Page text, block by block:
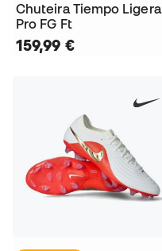
Chuteira Tiempo Ligera
Pro FG Ft
159,99 €